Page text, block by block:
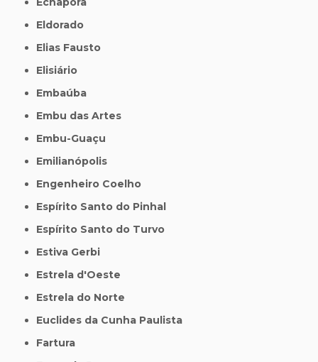
Eldorado
Elias Fausto
Elisiário
Embaúba
Embu das Artes
Embu-Guaçu
Emilianópolis
Engenheiro Coelho
Espírito Santo do Pinhal
Espírito Santo do Turvo
Estiva Gerbi
Estrela d'Oeste
Estrela do Norte
Euclides da Cunha Paulista
Fartura